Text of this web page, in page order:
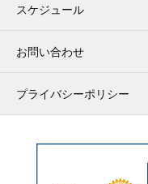
スケジュール
お問い合わせ
プライバシーポリシー